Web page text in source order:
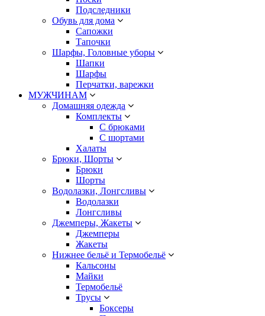
Подследники
Обувь для дома
Сапожки
Тапочки
Шарфы, Головные уборы
Шапки
Шарфы
Перчатки, варежки
МУЖЧИНАМ
Домашняя одежда
Комплекты
С брюками
С шортами
Халаты
Брюки, Шорты
Брюки
Шорты
Водолазки, Лонгсливы
Водолазки
Лонгсливы
Джемперы, Жакеты
Джемперы
Жакеты
Нижнее бельё и Термобельё
Кальсоны
Майки
Термобельё
Трусы
Боксеры